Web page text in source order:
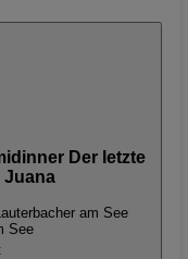
Der letzte
Juana
am See
See